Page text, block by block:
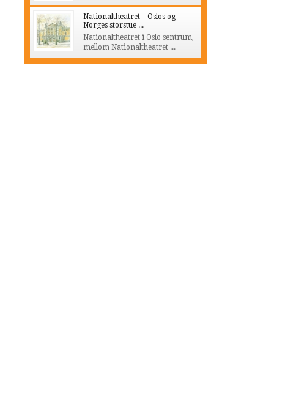
Nationaltheatret – Oslos og
Norges storstue ...
Nationaltheatret i Oslo sentrum,
mellom Nationaltheatret ...